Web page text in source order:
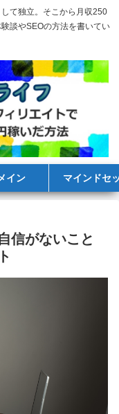
て独立。そこから月収250
談やSEOの方法を書いてい
イン マインドセ
信がないこと